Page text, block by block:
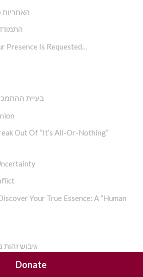
האחריות
Presence Is Requested…
בעיית
Out Of “It’s All-Or-Nothing”
Your True Essence: A “Human
גיבוש
Donate